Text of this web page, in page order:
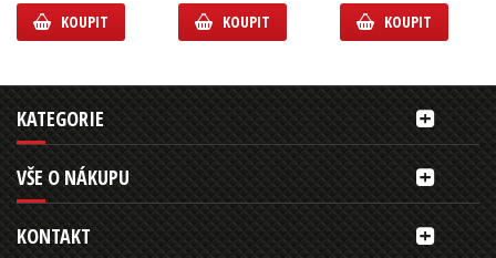
KOUPIT KOUPIT KOUPIT
KATEGORIE
VŠE O NÁKUPU
KONTAKT